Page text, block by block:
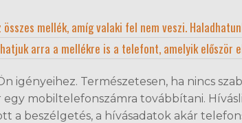
mellék, amíg valaki fel nem veszi.
arra a mellékre is a telefont, amelyik először
igényeihez. Természetesen, ha nincs
mobiltelefonszámra továbbítani.
a beszélgetés, a hívásadatok akár